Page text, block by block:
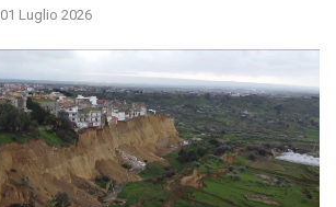
01 Luglio 2026